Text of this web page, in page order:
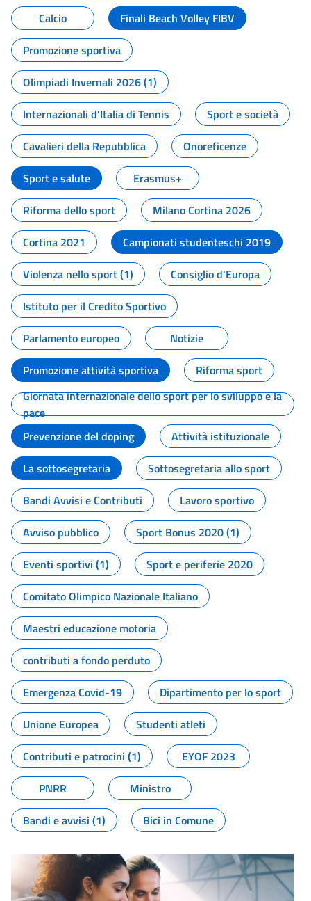
Calcio
Finali Beach Volley FIBV
Promozione sportiva
Olimpiadi Invernali 2026 (1)
Internazionali d'Italia di Tennis
Sport e società
Cavalieri della Repubblica
Onoreficenze
Sport e salute
Erasmus+
Riforma dello sport
Milano Cortina 2026
Cortina 2021
Campionati studenteschi 2019
Violenza nello sport (1)
Consiglio d'Europa
Istituto per il Credito Sportivo
Parlamento europeo
Notizie
Promozione attività sportiva
Riforma sport
Giornata internazionale dello sport per lo sviluppo e la
pace
Prevenzione del doping
Attività istituzionale
La sottosegretaria
Sottosegretaria allo sport
Bandi Avvisi e Contributi
Lavoro sportivo
Avviso pubblico
Sport Bonus 2020 (1)
Eventi sportivi (1)
Sport e periferie 2020
Comitato Olimpico Nazionale Italiano
Maestri educazione motoria
contributi a fondo perduto
Emergenza Covid-19
Dipartimento per lo sport
Unione Europea
Studenti atleti
Contributi e patrocini (1)
EYOF 2023
PNRR
Ministro
Bandi e avvisi (1)
Bici in Comune